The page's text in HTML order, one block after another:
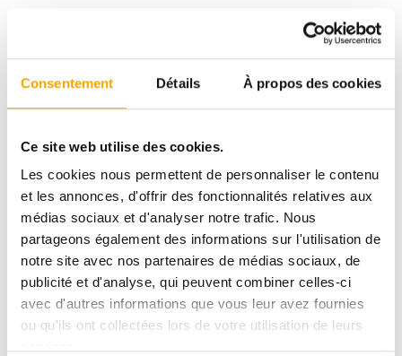
Consentement Détails À propos des cookies
Ce site web utilise des cookies.
Les cookies nous permettent de personnaliser le contenu
et les annonces, d'offrir des fonctionnalités relatives aux
médias sociaux et d'analyser notre trafic. Nous
partageons également des informations sur l'utilisation de
notre site avec nos partenaires de médias sociaux, de
publicité et d'analyse, qui peuvent combiner celles-ci
avec d'autres informations que vous leur avez fournies
ou qu'ils ont collectées lors de votre utilisation de leurs
Le prix indiqué de TVA 3 % comprise est mis à titre
indicatif et estimatif, sous réserve de l‘acceptation du
dossier par l‘Administration de l‘Enregistrement.
Tracol Immobilier vous garantit un prix fixe.
Les prix annoncés ne seront pas soumis à l'indexation
de l'échelle mobile des salaires.
____________
Vous souhaitez plus d'infos sur ce bien ?
afafe.fahi@tracol.lu / (+352) 691 112 111